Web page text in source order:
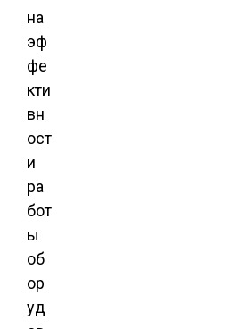
на
эф
фе
кти
вн
ост
и
ра
бот
ы
об
ор
уд